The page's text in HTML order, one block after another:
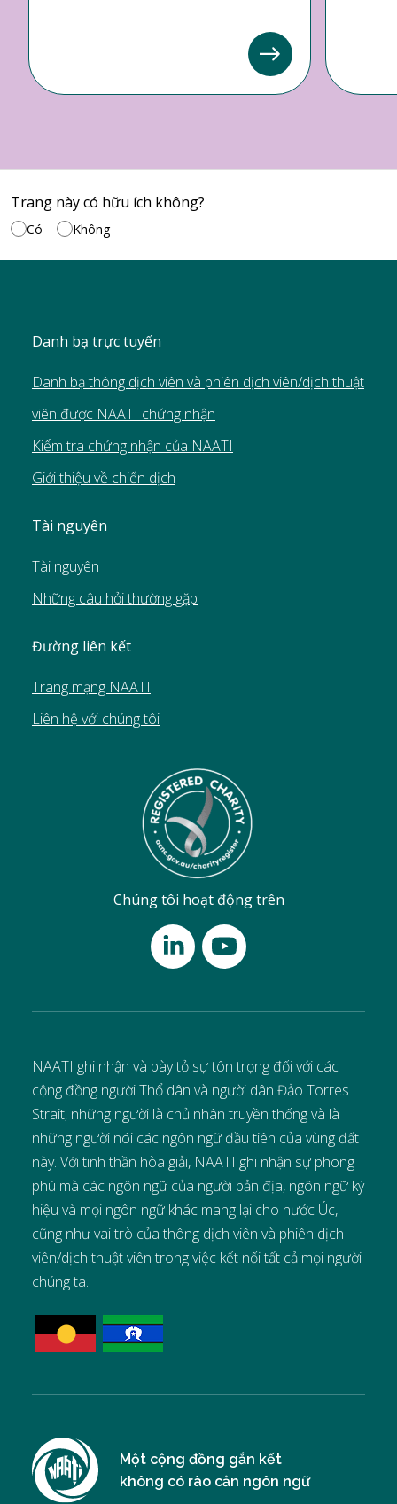
Trang này có hữu ích không?
Có Không
Danh bạ trực tuyến
Danh bạ thông dịch viên và phiên dịch viên/dịch thuật
viên được NAATI chứng nhận
Kiểm tra chứng nhận của NAATI
Giới thiệu về chiến dịch
Tài nguyên
Tài nguyên
Những câu hỏi thường gặp
Đường liên kết
Trang mạng NAATI
Liên hệ với chúng tôi
Chúng tôi hoạt động trên
NAATI ghi nhận và bày tỏ sự tôn trọng đối với các
cộng đồng người Thổ dân và người dân Đảo Torres
Strait, những người là chủ nhân truyền thống và là
những người nói các ngôn ngữ đầu tiên của vùng đất
này. Với tinh thần hòa giải, NAATI ghi nhận sự phong
phú mà các ngôn ngữ của người bản địa, ngôn ngữ ký
hiệu và mọi ngôn ngữ khác mang lại cho nước Úc,
cũng như vai trò của thông dịch viên và phiên dịch
viên/dịch thuật viên trong việc kết nối tất cả mọi người
chúng ta.
Một cộng đồng gắn kết
không có rào cản ngôn ngữ